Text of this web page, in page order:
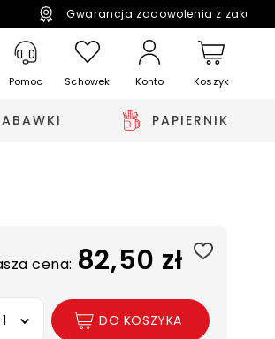
Gwarancja zadowolenia z
Pomoc Schowek Konto Koszyk
PAPIERNIK
cena: 82,50 zł
opcję
DO KOSZYKA